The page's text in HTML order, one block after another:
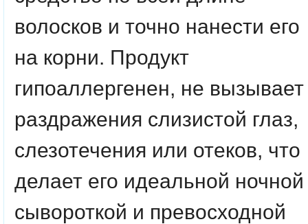
волосков и точно нанести его
на корни. Продукт
гипоаллергенен, не вызывает
раздражения слизистой глаз,
слезотечения или отеков, что
делает его идеальной ночной
сывороткой и превосходной